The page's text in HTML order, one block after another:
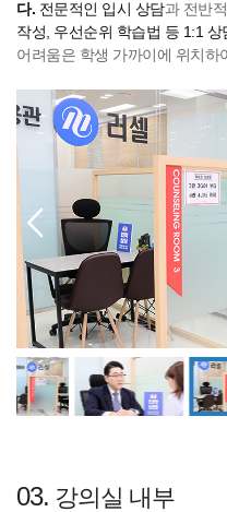
다. 전문적인 입시 상담과 전반
작성, 우선순위 학습법 등 1:1 상
어려움은 학생 가까이에 위치하
03. 강의실 내부